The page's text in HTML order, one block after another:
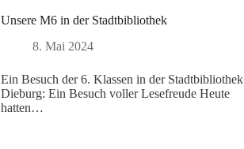
Unsere M6 in der Stadtbibliothek
8. Mai 2024
Ein Besuch der 6. Klassen in der Stadtbibliothek
Dieburg: Ein Besuch voller Lesefreude Heute
hatten…